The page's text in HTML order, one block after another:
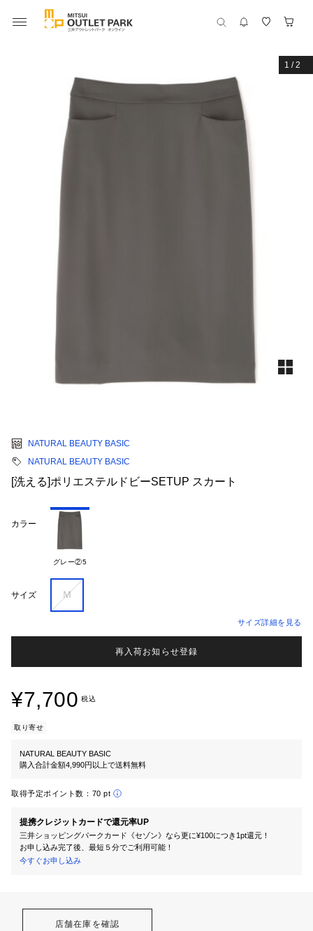
1 /2
NATURAL BEAUTY BASIC
NATURAL BEAUTY BASIC
[洗える]ポリエステルドビーSETUP スカート
カラー
グレー②5
サイズ Ｍ
サイズ詳細を見る
再入荷お知らせ登録
¥7,700 税込
取り寄せ
NATURAL BEAUTY BASIC
購入合計金額4,990円以上で送料無料
取得予定ポイント数： 70 pt
提携クレジットカードで還元率UP
三井ショッピングパークカード《セゾン》なら更に¥100につき1pt還元！
お申し込み完了後、最短５分でご利用可能！
今すぐお申し込み
店舗在庫を確認